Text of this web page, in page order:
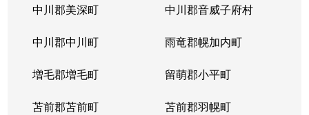
中川郡美深町 中川郡音威子府村
中川郡中川町 雨竜郡幌加内町
増毛郡増毛町 留萌郡小平町
苫前郡苫前町 苫前郡羽幌町